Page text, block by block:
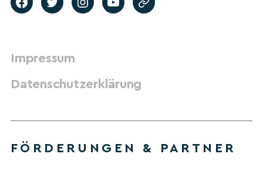
Impressum
Datenschutzerklärung
FÖRDERUNGEN & PARTNER